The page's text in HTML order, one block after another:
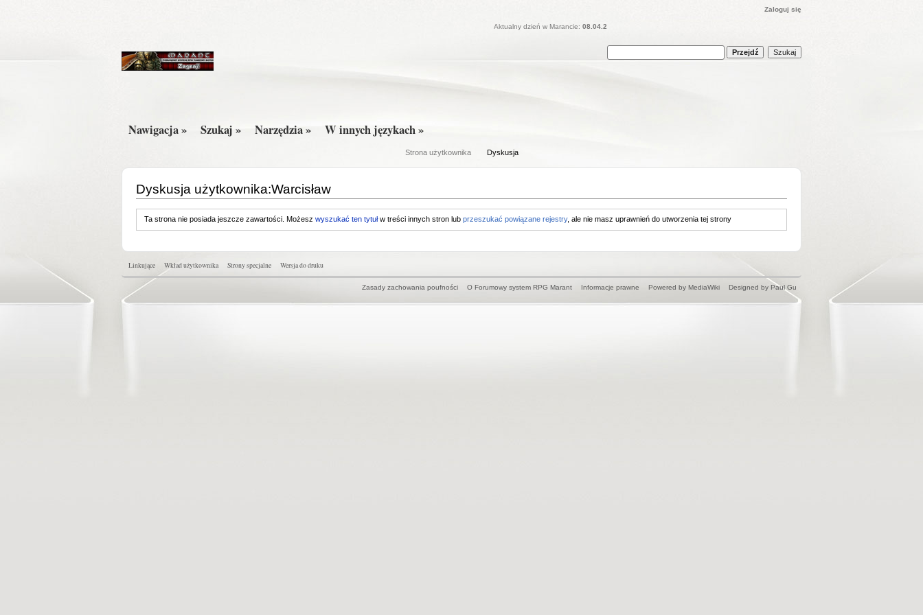
Zaloguj się
Aktualny dzień w Marancie: 08.04.2
Nawigacja » Szukaj » Narzędzia » W innych językach »
Strona użytkownika Dyskusja
Dyskusja użytkownika:Warcisław
Ta strona nie posiada jeszcze zawartości. Możesz wyszukać ten tytułw treści innych stron lub przeszukać powiązane rejestry, ale nie masz uprawnień do utworzenia tej strony
Linkujące Wkład użytkownika Strony specjalne Wersja do druku
Zasady zachowania poufności O Forumowy system RPG Marant Informacje prawne Powered by MediaWiki Designed by Paul Gu